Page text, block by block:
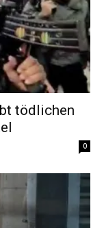
tödlichen
0